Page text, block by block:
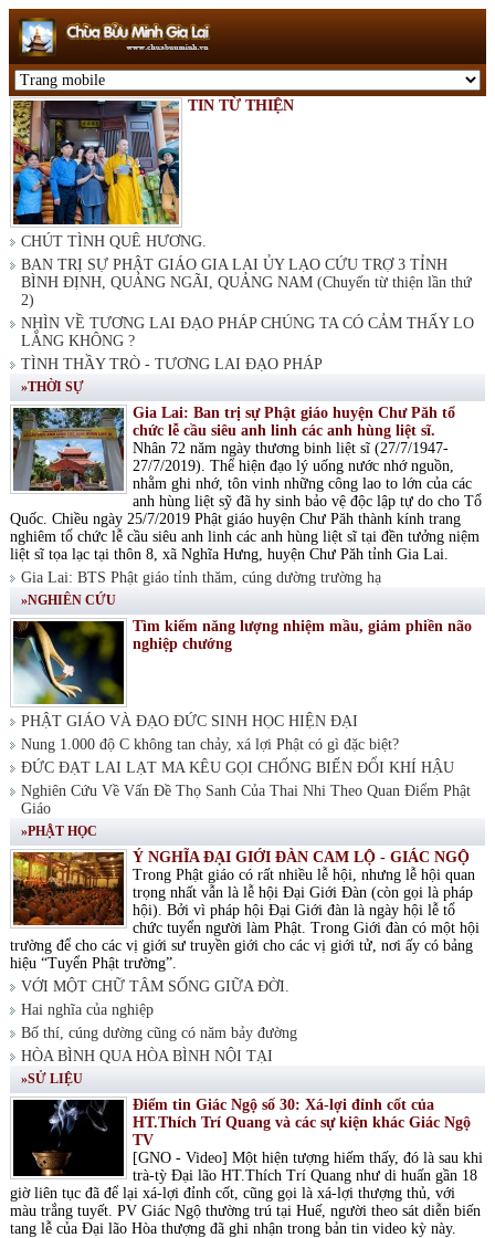
TIN TỪ THIỆN
CHÚT TÌNH QUÊ HƯƠNG.
BAN TRỊ SỰ PHẬT GIÁO GIA LAI ỦY LẠO CỨU TRỢ 3 TỈNH
BÌNH ĐỊNH, QUẢNG NGÃI, QUẢNG NAM (Chuyến từ thiện lần thứ
2)
NHÌN VỀ TƯƠNG LAI ĐẠO PHÁP CHÚNG TA CÓ CẢM THẤY LO
LẮNG KHÔNG ?
TÌNH THẦY TRÒ - TƯƠNG LAI ĐẠO PHÁP
»THỜI SỰ
Gia Lai: Ban trị sự Phật giáo huyện Chư Păh tổ
chức lễ cầu siêu anh linh các anh hùng liệt sĩ.
Nhân 72 năm ngày thương binh liệt sĩ (27/7/1947-
27/7/2019). Thể hiện đạo lý uống nước nhớ nguồn,
nhằm ghi nhớ, tôn vinh những công lao to lớn của các
anh hùng liệt sỹ đã hy sinh bảo vệ độc lập tự do cho Tổ
Quốc. Chiều ngày 25/7/2019 Phật giáo huyện Chư Păh thành kính trang
nghiêm tổ chức lễ cầu siêu anh linh các anh hùng liệt sĩ tại đền tưởng niệm
liệt sĩ tọa lạc tại thôn 8, xã Nghĩa Hưng, huyện Chư Păh tỉnh Gia Lai.
Gia Lai: BTS Phật giáo tỉnh thăm, cúng dường trường hạ
»NGHIÊN CỨU
Tìm kiếm năng lượng nhiệm mầu, giảm phiền não
nghiệp chướng
PHẬT GIÁO VÀ ĐẠO ĐỨC SINH HỌC HIỆN ĐẠI
Nung 1.000 độ C không tan chảy, xá lợi Phật có gì đặc biệt?
ĐỨC ĐẠT LAI LẠT MA KÊU GỌI CHỐNG BIẾN ĐỔI KHÍ HẬU
Nghiên Cứu Về Vấn Đề Thọ Sanh Của Thai Nhi Theo Quan Điểm Phật
Giáo
»PHẬT HỌC
Ý NGHĨA ĐẠI GIỚI ĐÀN CAM LỘ - GIÁC NGỘ
Trong Phật giáo có rất nhiều lễ hội, nhưng lễ hội quan
trọng nhất vẫn là lễ hội Đại Giới Đàn (còn gọi là pháp
hội). Bởi vì pháp hội Đại Giới đàn là ngày hội lễ tổ
chức tuyển người làm Phật. Trong Giới đàn có một hội
trường để cho các vị giới sư truyền giới cho các vị giới tử, nơi ấy có bảng
hiệu “Tuyển Phật trường”.
VỚI MỘT CHỮ TÂM SỐNG GIỮA ĐỜI.
Hai nghĩa của nghiệp
Bố thí, cúng dường cũng có năm bảy đường
HÒA BÌNH QUA HÒA BÌNH NỘI TẠI
»SỬ LIỆU
Điểm tin Giác Ngộ số 30: Xá-lợi đỉnh cốt của
HT.Thích Trí Quang và các sự kiện khác Giác Ngộ
TV
[GNO - Video] Một hiện tượng hiếm thấy, đó là sau khi
trà-tỳ Đại lão HT.Thích Trí Quang như di huấn gần 18
giờ liên tục đã để lại xá-lợi đỉnh cốt, cũng gọi là xá-lợi thượng thủ, với
màu trắng tuyết. PV Giác Ngộ thường trú tại Huế, người theo sát diễn biến
tang lễ của Đại lão Hòa thượng đã ghi nhận trong bản tin video kỳ này.